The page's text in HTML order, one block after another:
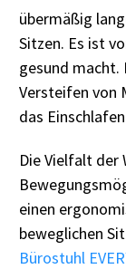
übermäßig
Sitzen. Es ist
gesund macht.
Versteifen von
das
Die Vielfalt der
einen
beweglichen
Bürostuhl